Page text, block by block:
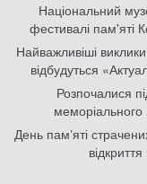
Національний
фестивалі пам'яті
Найважливіші виклики
відбудуться
Розпочалися
меморіального
День памʼяті